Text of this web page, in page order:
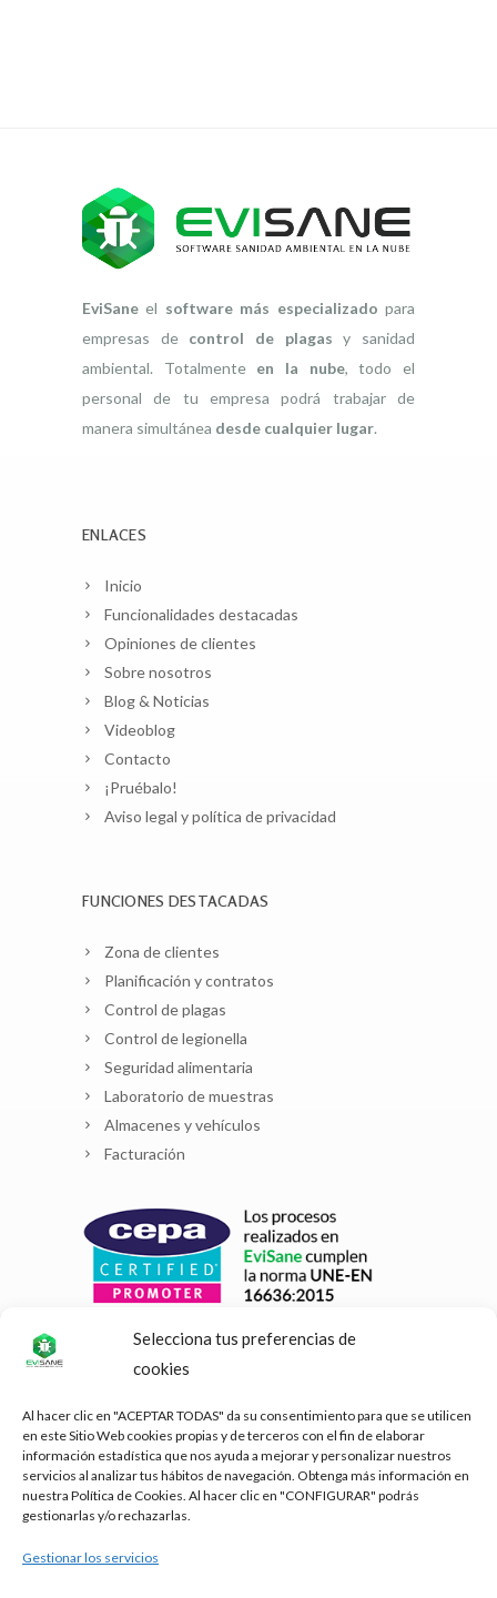
Selecciona tus preferencias de
cookies
Al hacer clic en "ACEPTAR TODAS" da su consentimiento para que se utilicen
en este Sitio Web cookies propias y de terceros con el fin de elaborar
información estadística que nos ayuda a mejorar y personalizar nuestros
servicios al analizar tus hábitos de navegación. Obtenga más información en
nuestra Política de Cookies. Al hacer clic en "CONFIGURAR" podrás
gestionarlas y/o rechazarlas.
Gestionar los servicios
EviSane el software más especializado para
empresas de control de plagas y sanidad
ambiental. Totalmente en la nube, todo el
personal de tu empresa podrá trabajar de
manera simultánea desde cualquier lugar.
ENLACES
Inicio
Funcionalidades destacadas
Opiniones de clientes
Sobre nosotros
Blog & Noticias
Videoblog
Contacto
¡Pruébalo!
Aviso legal y política de privacidad
FUNCIONES DESTACADAS
Zona de clientes
Planificación y contratos
Control de plagas
Control de legionella
Seguridad alimentaria
Laboratorio de muestras
Almacenes y vehículos
Facturación